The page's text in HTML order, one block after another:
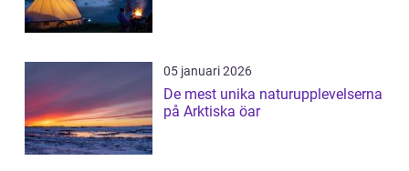
05 januari 2026
De mest unika naturupplevelserna
på Arktiska öar